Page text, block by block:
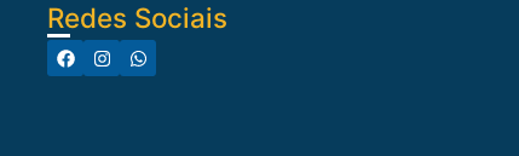
Redes Sociais